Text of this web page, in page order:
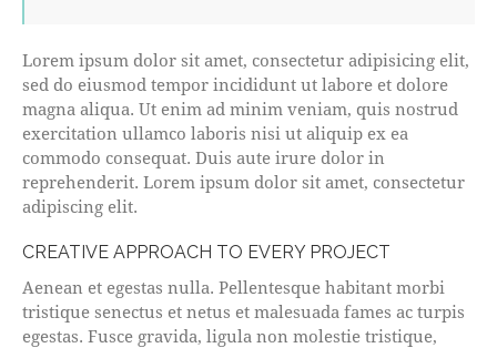
Lorem ipsum dolor sit amet, consectetur adipisicing elit,
sed do eiusmod tempor incididunt ut labore et dolore
magna aliqua. Ut enim ad minim veniam, quis nostrud
exercitation ullamco laboris nisi ut aliquip ex ea
commodo consequat. Duis aute irure dolor in
reprehenderit. Lorem ipsum dolor sit amet, consectetur
adipiscing elit.
CREATIVE APPROACH TO EVERY PROJECT
Aenean et egestas nulla. Pellentesque habitant morbi
tristique senectus et netus et malesuada fames ac turpis
egestas. Fusce gravida, ligula non molestie tristique,